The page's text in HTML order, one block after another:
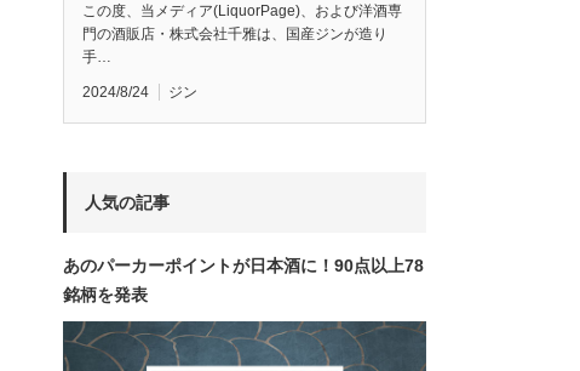
この度、当メディア(LiquorPage)、および洋酒専
門の酒販店・株式会社千雅は、国産ジンが造り
手…
2024/8/24 ジン
人気の記事
あのパーカーポイントが日本酒に！90点以上78
銘柄を発表